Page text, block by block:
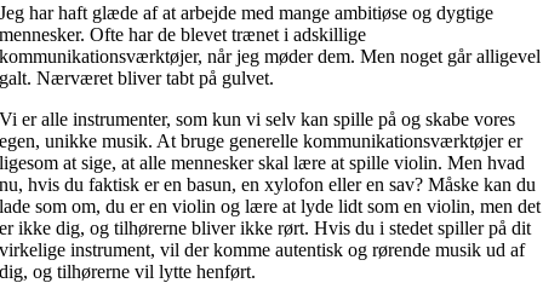
Jeg har haft glæde af at arbejde med mange ambitiøse og dygtige
mennesker. Ofte har de blevet trænet i adskillige
kommunikationsværktøjer, når jeg møder dem. Men noget går alligevel
galt. Nærværet bliver tabt på gulvet.
Vi er alle instrumenter, som kun vi selv kan spille på og skabe vores
egen, unikke musik. At bruge generelle kommunikationsværktøjer er
ligesom at sige, at alle mennesker skal lære at spille violin. Men hvad
nu, hvis du faktisk er en basun, en xylofon eller en sav? Måske kan du
lade som om, du er en violin og lære at lyde lidt som en violin, men det
er ikke dig, og tilhørerne bliver ikke rørt. Hvis du i stedet spiller på dit
virkelige instrument, vil der komme autentisk og rørende musik ud af
dig, og tilhørerne vil lytte henført.